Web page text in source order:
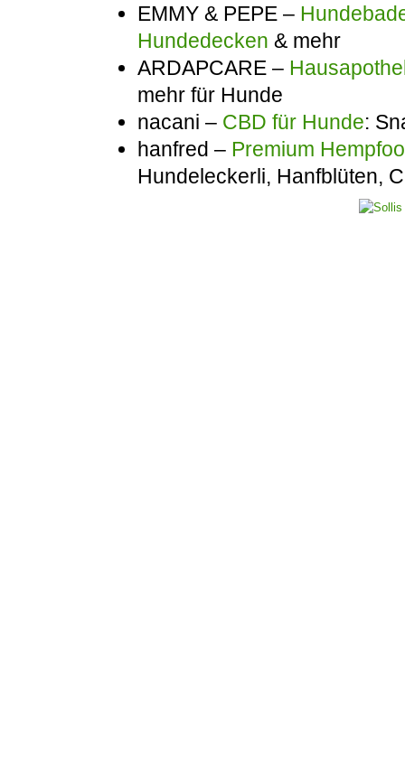
EMMY & PEPE –
Hundedecken & mehr
ARDAPCARE –
mehr für Hunde
nacani – CBD für Hunde:
hanfred – Premium
Hundeleckerli, Hanfblüten,